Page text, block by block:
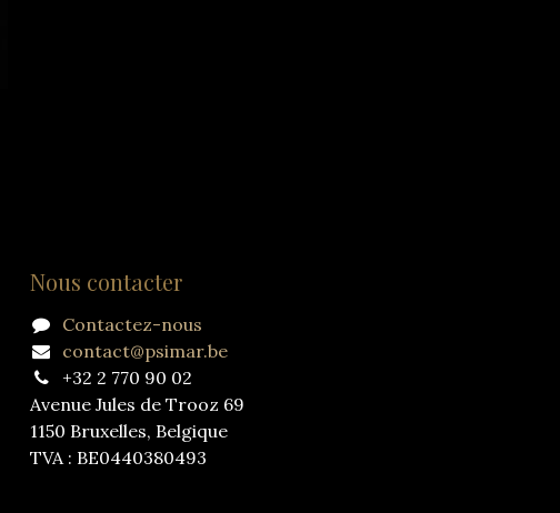
Nous contacter
Contactez-nous
contact@psimar.be
+32 2 770 90 02
Avenue Jules de Trooz 69
1150 Bruxelles, Belgique
TVA : BE0440380493